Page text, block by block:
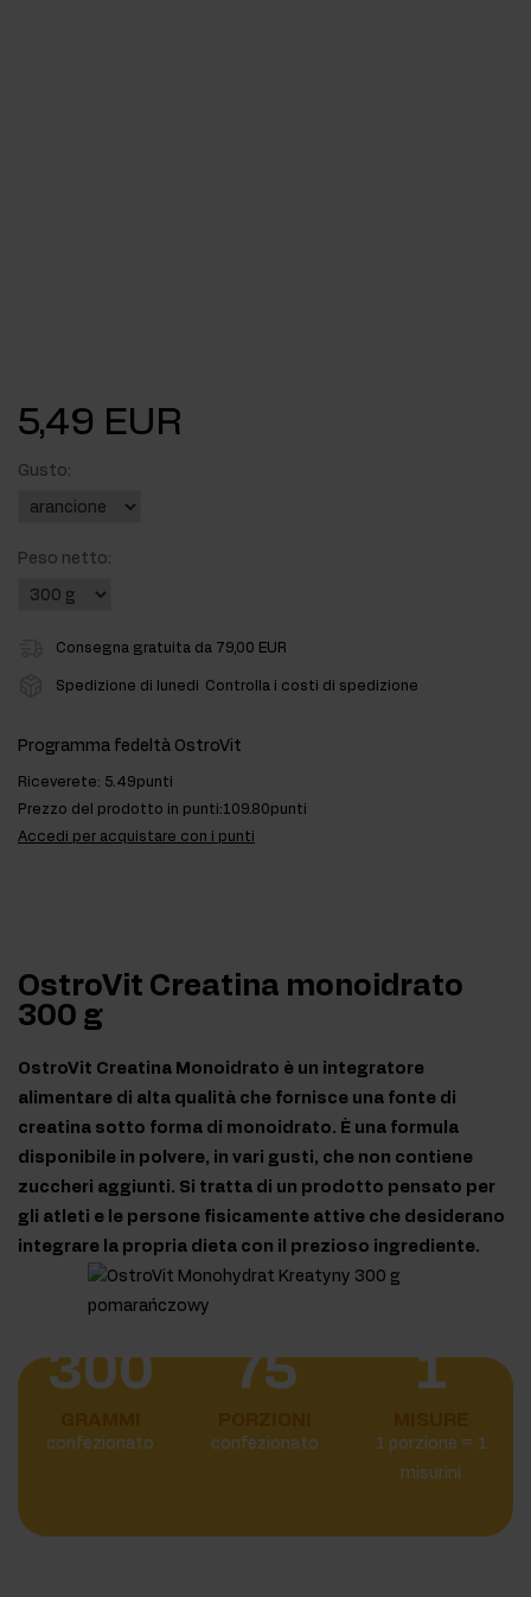
5,49 EUR
Gusto:
Peso netto:
Consegna gratuita da 79,00 EUR
Spedizione di lunedi Controlla i costi di spedizione
Programma fedeltà OstroVit
Riceverete: 5.49punti
Prezzo del prodotto in punti:109.80punti
Accedi per acquistare con i punti
OstroVit Creatina monoidrato
300 g
OstroVit Creatina Monoidrato è un integratore
alimentare di alta qualità che fornisce una fonte di
creatina sotto forma di monoidrato. È una formula
disponibile in polvere, in vari gusti, che non contiene
zuccheri aggiunti. Si tratta di un prodotto pensato per
gli atleti e le persone fisicamente attive che desiderano
integrare la propria dieta con il prezioso ingrediente.
300
confezionato
75
confezionato
1
1 porzione = 1
misurini